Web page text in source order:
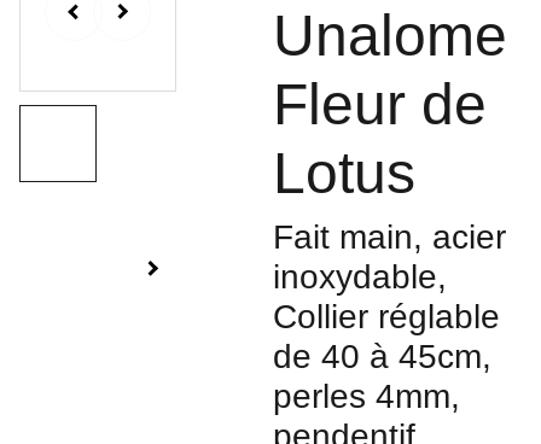
Unalome
Fleur de
Lotus
Fait main, acier
inoxydable,
Collier réglable
de 40 à 45cm,
perles 4mm,
pendentif